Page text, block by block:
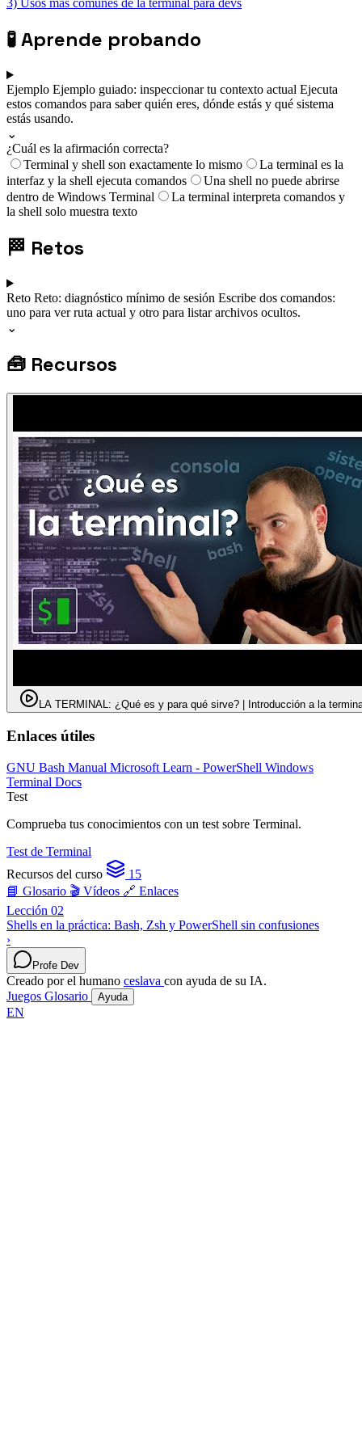
3) Usos más comunes de la terminal para devs
🧪Aprende probando
Ejemplo Ejemplo guiado: inspeccionar tu contexto actual Ejecuta
estos comandos para saber quién eres, dónde estás y qué sistema
estás usando.
⌄
¿Cuál es la afirmación correcta?
Terminal y shell son exactamente lo mismo
La terminal es la
interfaz y la shell ejecuta comandos
Una shell no puede abrirse
dentro de Windows Terminal
La terminal interpreta comandos y
la shell solo muestra texto
🏁 Retos
Reto Reto: diagnóstico mínimo de sesión Escribe dos comandos:
uno para ver ruta actual y otro para listar archivos ocultos.
⌄
🧰 Recursos
LA TERMINAL: ¿Qué es y para qué sirve? | Introducción a la
Enlaces útiles
GNU Bash Manual Microsoft Learn - PowerShell Windows
Terminal Docs
Test
Comprueba tus conocimientos con un test sobre Terminal.
Test de Terminal
Recursos del curso
15
📘 Glosario 🎬 Vídeos 🔗 Enlaces
Lección 02
Shells en la práctica: Bash, Zsh y PowerShell sin confusiones
›
Profe Dev
Creado por el humano ceslava con ayuda de su IA.
Juegos Glosario Ayuda
EN